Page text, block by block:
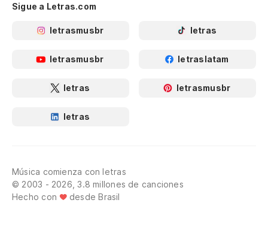
Sigue a Letras.com
letrasmusbr letras
letrasmusbr letraslatam
letras letrasmusbr
letras
Música comienza con letras
© 2003 - 2026, 3.8 millones de canciones
Hecho con
desde Brasil